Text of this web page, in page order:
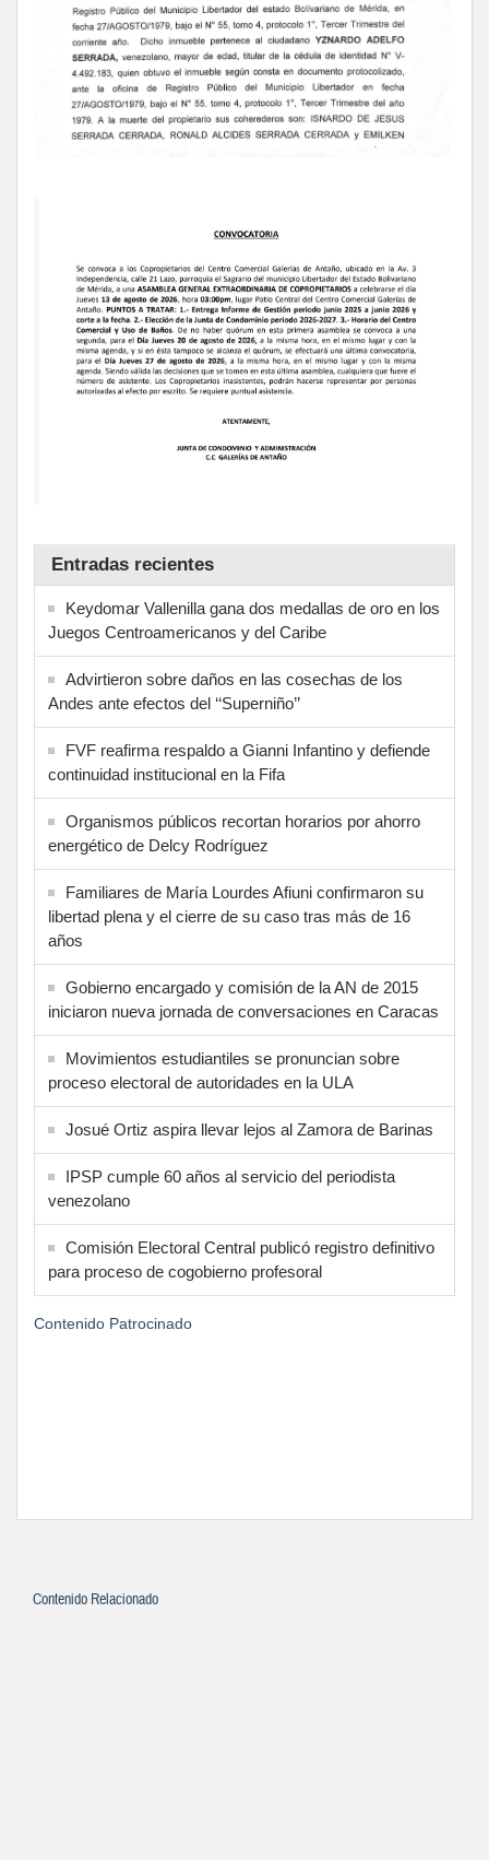
Entradas recientes
Keydomar Vallenilla gana dos medallas de oro en los
Juegos Centroamericanos y del Caribe
Advirtieron sobre daños en las cosechas de los
Andes ante efectos del ‘‘Superniño’’
FVF reafirma respaldo a Gianni Infantino y defiende
continuidad institucional en la Fifa
Organismos públicos recortan horarios por ahorro
energético de Delcy Rodríguez
Familiares de María Lourdes Afiuni confirmaron su
libertad plena y el cierre de su caso tras más de 16
años
Gobierno encargado y comisión de la AN de 2015
iniciaron nueva jornada de conversaciones en Caracas
Movimientos estudiantiles se pronuncian sobre
proceso electoral de autoridades en la ULA
Josué Ortiz aspira llevar lejos al Zamora de Barinas
IPSP cumple 60 años al servicio del periodista
venezolano
Comisión Electoral Central publicó registro definitivo
para proceso de cogobierno profesoral
Contenido Patrocinado
Contenido Relacionado